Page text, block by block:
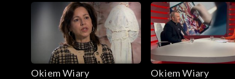
Okiem Wiary Okiem Wiary